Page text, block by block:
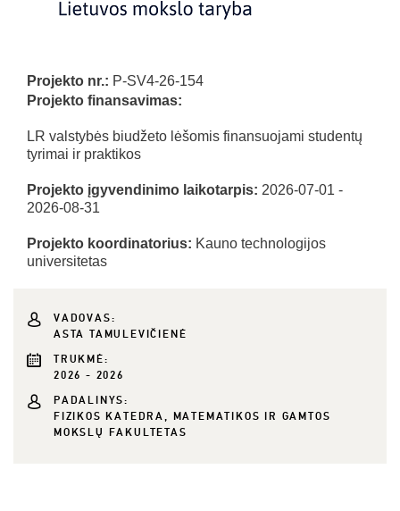
Projekto nr.: P-SV4-26-154
Projekto finansavimas:
LR valstybės biudžeto lėšomis finansuojami studentų
tyrimai ir praktikos
Projekto įgyvendinimo laikotarpis: 2026-07-01 -
2026-08-31
Projekto koordinatorius: Kauno technologijos
universitetas
VADOVAS:
ASTA TAMULEVIČIENĖ
TRUKMĖ:
2026 - 2026
PADALINYS:
FIZIKOS KATEDRA, MATEMATIKOS IR GAMTOS
MOKSLŲ FAKULTETAS